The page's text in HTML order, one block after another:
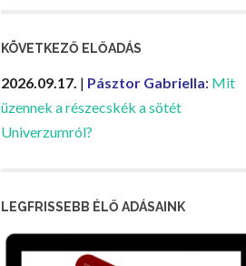
KÖVETKEZŐ ELŐADÁS
2026.09.17. | Pásztor Gabriella: Mit
üzennek a részecskék a sötét
Univerzumról?
LEGFRISSEBB ÉLŐ ADÁSAINK